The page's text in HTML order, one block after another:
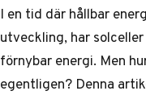
I en tid där hållbar
utveckling, har
förnybar energi. Men
egentligen? Denna